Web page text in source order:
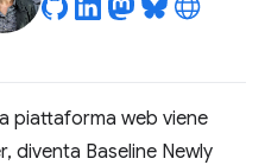
piattaforma web viene
diventa Baseline Newly